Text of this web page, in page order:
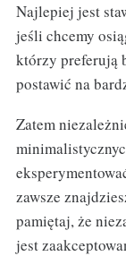
Najlepiej jest
jeśli chcemy
którzy preferują
postawić na
Zatem
zawsze
pamiętaj, że
jest